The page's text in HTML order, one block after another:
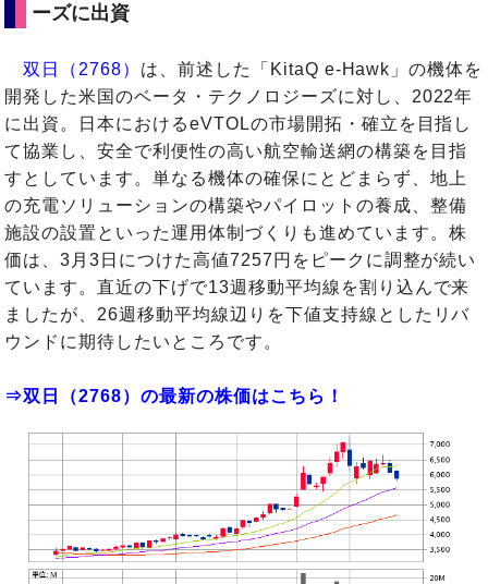
ーズに出資
双日（2768） は、前述した「KitaQ e-Hawk」の機体を
開発した米国のベータ・テクノロジーズに対し、2022年
に出資。日本におけるeVTOLの市場開拓・確立を目指し
て協業し、安全で利便性の高い航空輸送網の構築を目指
すとしています。単なる機体の確保にとどまらず、地上
の充電ソリューションの構築やパイロットの養成、整備
施設の設置といった運用体制づくりも進めています。株
価は、3月3日につけた高値7257円をピークに調整が続い
ています。直近の下げで13週移動平均線を割り込んで来
ましたが、26週移動平均線辺りを下値支持線としたリバ
ウンドに期待したいところです。
⇒双日（2768）の最新の株価はこちら！